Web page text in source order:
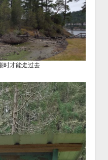
时才能走过去